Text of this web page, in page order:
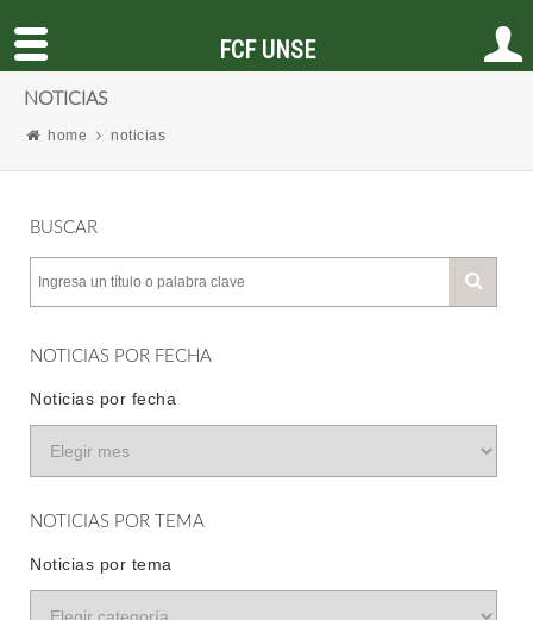
NOTICIAS
home noticias
BUSCAR
NOTICIAS POR FECHA
Noticias por fecha
NOTICIAS POR TEMA
Noticias por tema
FCF UNSE